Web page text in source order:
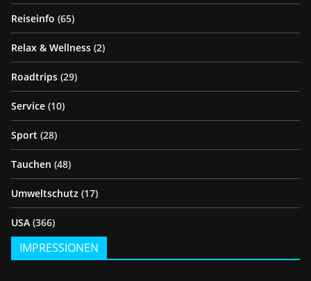
Reiseinfo (65)
Relax & Wellness (2)
Roadtrips (29)
Service (10)
Sport (28)
Tauchen (48)
Umweltschutz (17)
USA (366)
IMPRESSIONEN